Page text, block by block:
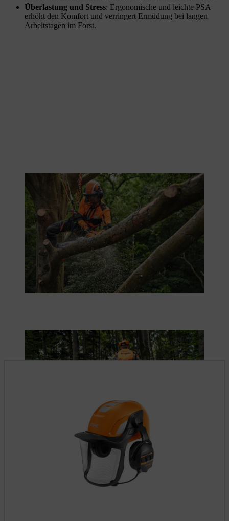
Überlastung und Stress: Ergonomische und leichte PSA
erhöht den Komfort und verringert Ermüdung bei langen
Arbeitstagen im Forst.
Sicheres Arbeiten in der Höhe mit Kletterausrüstung und PSA Forst
STIHL Schutzausrüstung sorgt für Sicherheit beim Transport von
Holzstämmen